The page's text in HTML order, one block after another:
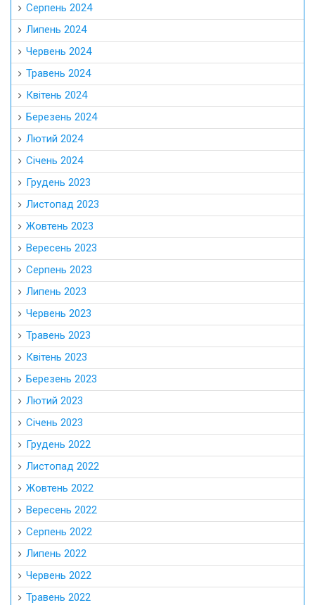
Серпень 2024
Липень 2024
Червень 2024
Травень 2024
Квітень 2024
Березень 2024
Лютий 2024
Січень 2024
Грудень 2023
Листопад 2023
Жовтень 2023
Вересень 2023
Серпень 2023
Липень 2023
Червень 2023
Травень 2023
Квітень 2023
Березень 2023
Лютий 2023
Січень 2023
Грудень 2022
Листопад 2022
Жовтень 2022
Вересень 2022
Серпень 2022
Липень 2022
Червень 2022
Травень 2022